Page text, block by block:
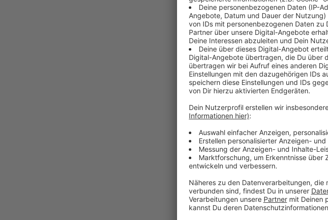
Anzeige
Besonders stark
Das sind hier bei
durch die vielen
Freitagnachmittag
sollte bedenken: In
Anzeige
Weitere Infos
Anzeige